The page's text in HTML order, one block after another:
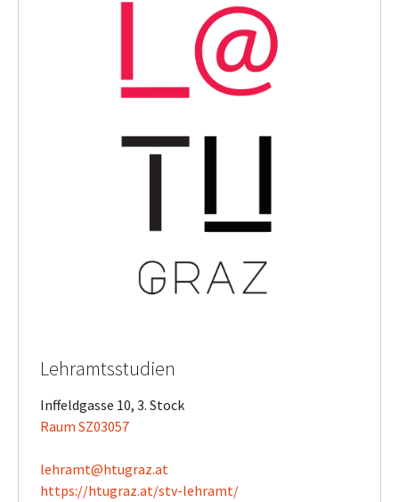
Lehramtsstudien
Inffeldgasse 10, 3. Stock
Raum SZ03057
lehramt@htugraz.at
https://htugraz.at/stv-lehramt/